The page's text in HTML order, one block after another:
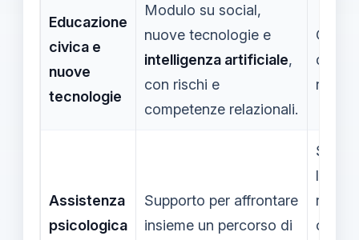
Educazione
civica e
nuove
tecnologie
Modulo su social,
nuove tecnologie e
intelligenza artificiale,
con rischi e
competenze relazionali.
Classi
Assistenza
psicologica
Supporto per affrontare
insieme un percorso di
lo
con